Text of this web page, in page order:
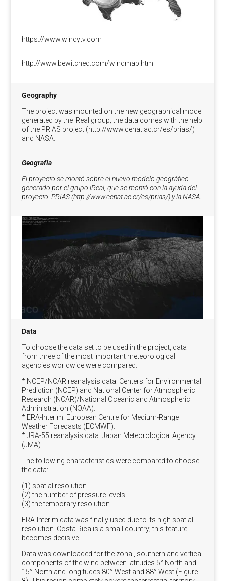
https://www.windytv.com
http://www.bewitched.com/windmap.html
Geography
The project was mounted on the new geographical model
generated by the iReal group; the data comes with the help
of the PRIAS project (http://www.cenat.ac.cr/es/prias/)
and NASA.
Geografía
El proyecto se montó sobre el nuevo modelo geográfico
generado por el grupo iReal, que se montó con la ayuda del
proyecto PRIAS (http://www.cenat.ac.cr/es/prias/) y la NASA.
Data
To choose the data set to be used in the project, data
from three of the most important meteorological
agencies worldwide were compared:
* NCEP/NCAR reanalysis data: Centers for Environmental
Prediction (NCEP) and National Center for Atmospheric
Research (NCAR)/National Oceanic and Atmospheric
Administration (NOAA).
* ERA-Interim: European Centre for Medium-Range
Weather Forecasts (ECMWF).
* JRA-55 reanalysis data: Japan Meteorological Agency
(JMA).
The following characteristics were compared to choose
the data:
(1) spatial resolution
(2) the number of pressure levels
(3) the temporary resolution
ERA-Interim data was finally used due to its high spatial
resolution. Costa Rica is a small country; this feature
becomes decisive.
Data was downloaded for the zonal, southern and vertical
components of the wind between latitudes 5° North and
15° North and longitudes 80° West and 88° West (Figure